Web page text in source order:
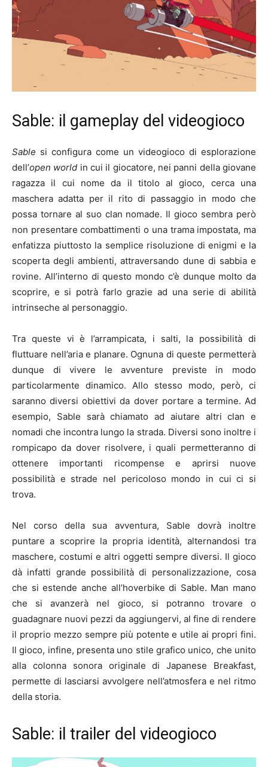
Sable: il gameplay del videogioco
Sable si configura come un videogioco di esplorazione
dell’open world in cui il giocatore, nei panni della giovane
ragazza il cui nome da il titolo al gioco, cerca una
maschera adatta per il rito di passaggio in modo che
possa tornare al suo clan nomade. Il gioco sembra però
non presentare combattimenti o una trama impostata, ma
enfatizza piuttosto la semplice risoluzione di enigmi e la
scoperta degli ambienti, attraversando dune di sabbia e
rovine. All’interno di questo mondo c’è dunque molto da
scoprire, e si potrà farlo grazie ad una serie di abilità
intrinseche al personaggio.
Tra queste vi è l’arrampicata, i salti, la possibilità di
fluttuare nell’aria e planare. Ognuna di queste permetterà
dunque di vivere le avventure previste in modo
particolarmente dinamico. Allo stesso modo, però, ci
saranno diversi obiettivi da dover portare a termine. Ad
esempio, Sable sarà chiamato ad aiutare altri clan e
nomadi che incontra lungo la strada. Diversi sono inoltre i
rompicapo da dover risolvere, i quali permetteranno di
ottenere importanti ricompense e aprirsi nuove
possibilità e strade nel pericoloso mondo in cui ci si
trova.
Nel corso della sua avventura, Sable dovrà inoltre
puntare a scoprire la propria identità, alternandosi tra
maschere, costumi e altri oggetti sempre diversi. Il gioco
dà infatti grande possibilità di personalizzazione, cosa
che si estende anche all’hoverbike di Sable. Man mano
che si avanzerà nel gioco, si potranno trovare o
guadagnare nuovi pezzi da aggiungervi, al fine di rendere
il proprio mezzo sempre più potente e utile ai propri fini.
Il gioco, infine, presenta uno stile grafico unico, che unito
alla colonna sonora originale di Japanese Breakfast,
permette di lasciarsi avvolgere nell’atmosfera e nel ritmo
della storia.
Sable: il trailer del videogioco